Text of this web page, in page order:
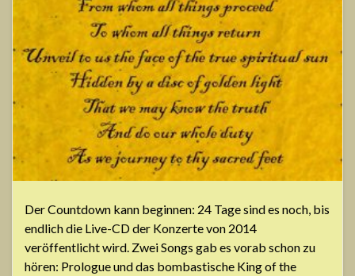
Der Countdown kann beginnen: 24 Tage sind es noch, bis
endlich die Live-CD der Konzerte von 2014
veröffentlicht wird. Zwei Songs gab es vorab schon zu
hören: Prologue und das bombastische King of the